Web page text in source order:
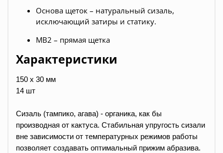
Основа щеток – натуральный сизаль,
исключающий затиры и статику.
МВ2 – прямая щетка
Характеристики
150 х 30 мм
14 шт
Сизаль (тампико, агава) - органика, как бы
производная от кактуса. Стабильная упругость сизали
вне зависимости от температурных режимов работы
позволяет создавать оптимальный прижим абразива.